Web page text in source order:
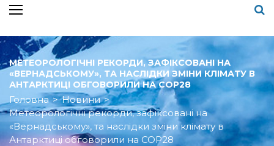
МЕТЕОРОЛОГІЧНІ РЕКОРДИ, ЗАФІКСОВАНІ НА
«ВЕРНАДСЬКОМУ», ТА НАСЛІДКИ ЗМІНИ КЛІМАТУ В
АНТАРКТИЦІ ОБГОВОРИЛИ НА COP28
Головна > Новини >
Метеорологічні рекорди, зафіксовані на
«Вернадському», та наслідки зміни клімату в
Антарктиці обговорили на COP28